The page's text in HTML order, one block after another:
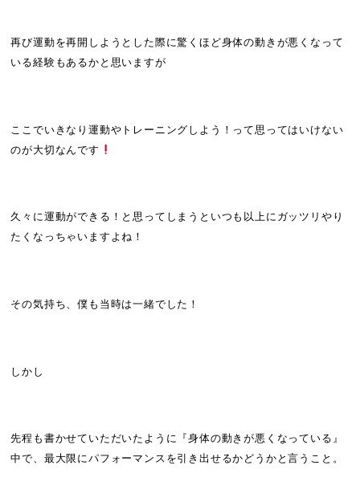
再び運動を再開しようとした際に驚くほど身体の動きが悪くなって
いる経験もあるかと思いますが
ここでいきなり運動やトレーニングしよう！って思ってはいけない
のが大切なんです
久々に運動ができる！と思ってしまうといつも以上にガッツリやり
たくなっちゃいますよね！
その気持ち、僕も当時は一緒でした！
しかし
先程も書かせていただいたように『身体の動きが悪くなっている』
中で、最大限にパフォーマンスを引き出せるかどうかと言うこと。